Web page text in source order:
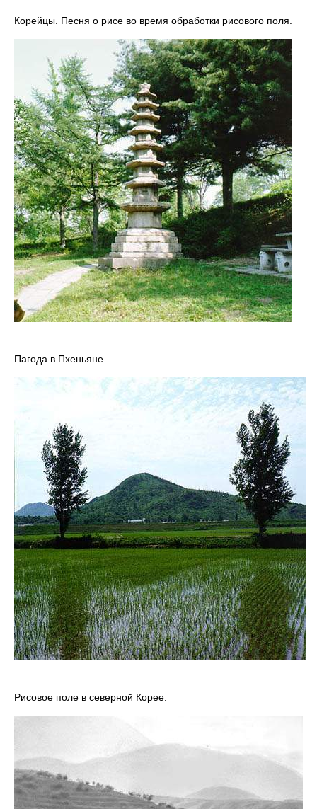
Корейцы. Песня о рисе во время обработки рисового поля.
Пагода в Пхеньяне.
Рисовое поле в северной Корее.